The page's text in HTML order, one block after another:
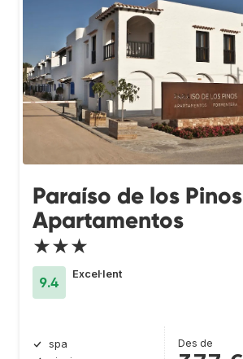
Paraíso de los Pinos
Apartamentos
★★★
9.4
Excel·lent
spa
Des de